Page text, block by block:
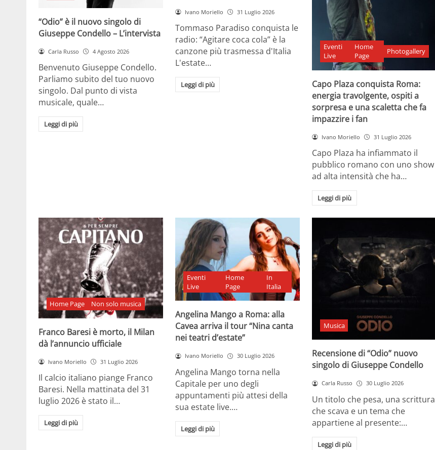
“Odio” è il nuovo singolo di
Giuseppe Condello – L’intervista
Carla Russo 4 Agosto 2026
Benvenuto Giuseppe Condello.
Parliamo subito del tuo nuovo
singolo. Dal punto di vista
musicale, quale…
Leggi di più
Ivano Moriello 31 Luglio 2026
Tommaso Paradiso conquista le
radio: “Agitare coca cola” è la
canzone più trasmessa d'Italia
L'estate…
Leggi di più
Eventi
Live
Home
Page
Photogallery
Capo Plaza conquista Roma:
energia travolgente, ospiti a
sorpresa e una scaletta che fa
impazzire i fan
Ivano Moriello 31 Luglio 2026
Capo Plaza ha infiammato il
pubblico romano con uno show
ad alta intensità che ha…
Leggi di più
Home Page Non solo musica
Franco Baresi è morto, il Milan
dà l’annuncio ufficiale
Ivano Moriello 31 Luglio 2026
Il calcio italiano piange Franco
Baresi. Nella mattinata del 31
luglio 2026 è stato il…
Leggi di più
Eventi
Live
Home
Page
In
Italia
Angelina Mango a Roma: alla
Cavea arriva il tour “Nina canta
nei teatri d’estate”
Ivano Moriello 30 Luglio 2026
Angelina Mango torna nella
Capitale per uno degli
appuntamenti più attesi della
sua estate live.…
Leggi di più
Musica
Recensione di “Odio” nuovo
singolo di Giuseppe Condello
Carla Russo 30 Luglio 2026
Un titolo che pesa, una scrittura
che scava e un tema che
appartiene al presente:…
Leggi di più